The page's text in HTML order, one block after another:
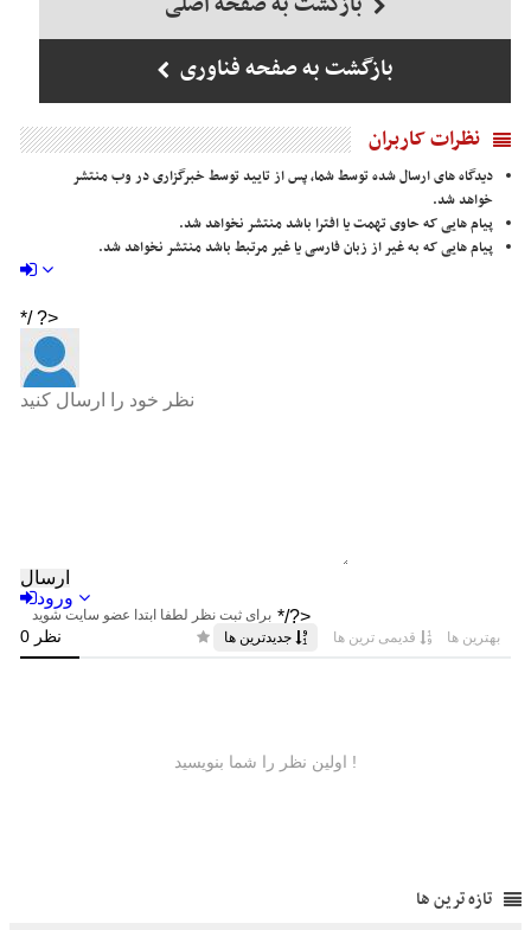
بازگشت به صفحه فناوری
نظرات کاربران
دیدگاه های ارسال شده توسط شما، پس از تایید توسط خبرگزاری در وب منتشر
خواهد شد.
پیام هایی که حاوی تهمت یا افترا باشد منتشر نخواهد شد.
پیام هایی که به غیر از زبان فارسی یا غیر مرتبط باشد منتشر نخواهد شد.
تازه ترین ها